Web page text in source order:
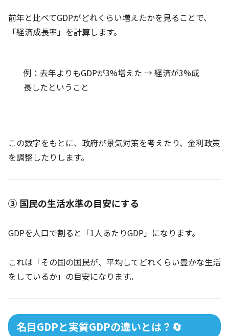
前年と比べてGDPがどれくらい増えたかを見ることで、
「経済成長率」を計算します。
例：去年よりもGDPが3%増えた → 経済が3%成
長したということ
この数字をもとに、政府が景気対策を考えたり、金利政策
を調整したりします。
③ 国民の生活水準の目安にする
GDPを人口で割ると「1人あたりGDP」になります。
これは「その国の国民が、平均してどれくらい豊かな生活
をしているか」の目安になります。
名目GDPと実質GDPの違いとは？🔄